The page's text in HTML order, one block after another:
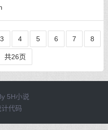
了转，这里有着专门的大型
3 4 5 6 7 8
共26页
5H小说
代码